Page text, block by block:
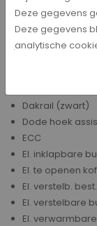
Climate control
Climate control
Comfort stoelen
Dakrail (zwart)
Dode hoek
ECC
El. inklapbare
El. te openen
El. verstelb.
El. verstelbare
El.
Deze gegevens
Deze gegevens
analytische